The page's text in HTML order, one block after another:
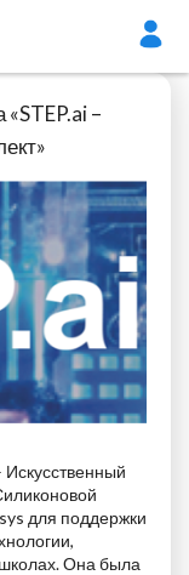
–
для поддержки
Она была